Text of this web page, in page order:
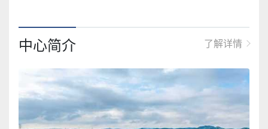
中心简介 了解详情